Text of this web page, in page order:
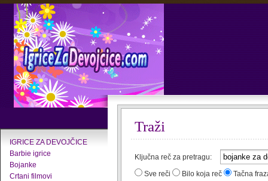
IGRICE ZA DEVOJČICE
Barbie igrice
Bojanke
Crtani filmovi
Traži
Ključna reč za pretragu:
Sve reči
Bilo koja reč
Tačna